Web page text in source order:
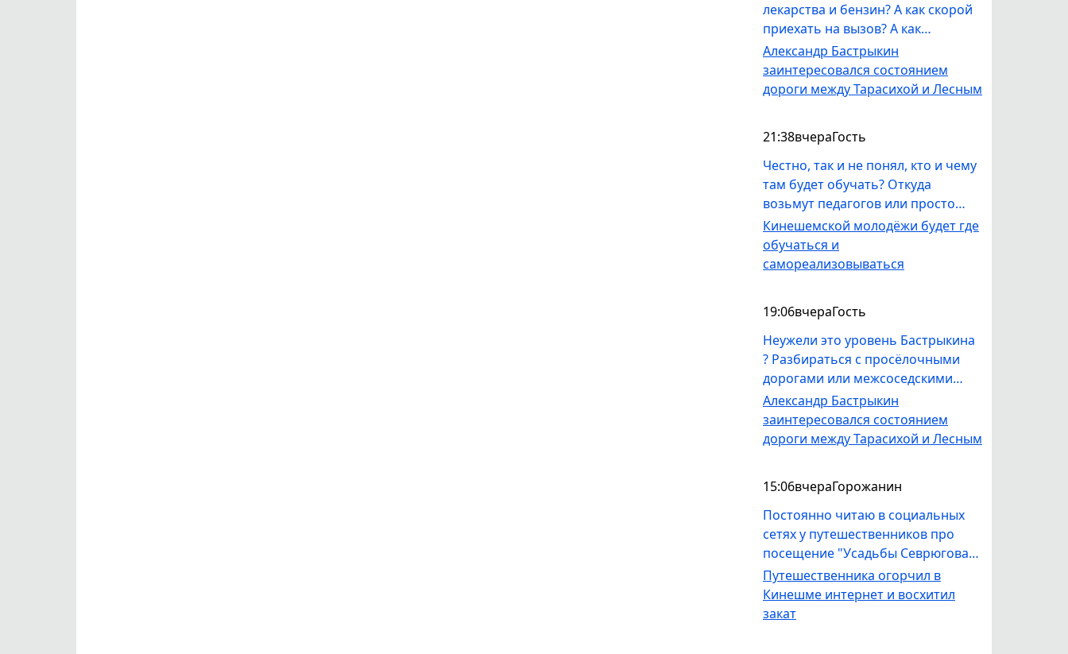
лекарства и бензин? А как скорой
приехать на вызов? А как
пожарным? Люди практически
отрезаны от всего, если нет
надлежащей дороги! Водители
перестанут скоро. Видать, только
один сигнал работает- обращение
в центральный аппарат
СК.Прошлый год департамент
обочины скосил единожды почти
в сентябре, когда уже борщевик
семяна сбросил.У остановки люди
сами косят траву.
Александр Бастрыкин
заинтересовался состоянием
дороги между Тарасихой и Лесным
21:38вчераГость
Честно, так и не понял, кто и чему
там будет обучать? Откуда
возьмут педагогов или просто
профессионалов, которые смогут
молодежь чему-то научить? Ну а
если, вдруг, найдется человек,
допустят ли его к работе на этом
оборудовании? Не получилось бы,
как всегда - тетки, которым за
шестьдесят будут учить молодежь
лозоплетению и прочем, никому
не нужным навыкам. "Музей
профессии" - уже нафталином
попахивает. Это привлечет
Кинешемской молодёжи будет где
обучаться и
самореализовываться
19:06вчераГость
Неужели это уровень Бастрыкина
? Разбираться с просёлочными
дорогами или межсоседскими
склоками . Стыдоба . А то что
лекарств нет . бензина , да их и не
перечислишь все более значимые
Александр Бастрыкин
заинтересовался состоянием
дороги между Тарасихой и Лесным
15:06вчераГорожанин
Постоянно читаю в социальных
сетях у путешественников про
посещение "Усадьбы Севрюгова".
Определенно, интерес у людей к
усадьбе существует. Но вот что
поражает, состояние самой
Путешественника огорчил в
Кинешме интернет и восхитил
закат